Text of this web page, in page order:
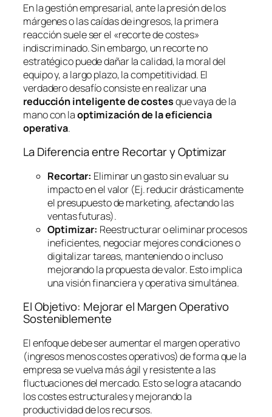
En la gestión empresarial, ante la presión de los
márgenes o las caídas de ingresos, la primera
reacción suele ser el «recorte de costes»
indiscriminado. Sin embargo, un recorte no
estratégico puede dañar la calidad, la moral del
equipo y, a largo plazo, la competitividad. El
verdadero desafío consiste en realizar una
reducción inteligente de costesque vaya de la
mano con laoptimización de la eficiencia
operativa.
La Diferencia entre Recortar y Optimizar
Recortar: Eliminar un gasto sin evaluar su
impacto en el valor (Ej. reducir drásticamente
el presupuesto de marketing, afectando las
ventas futuras).
Optimizar: Reestructurar o eliminar procesos
ineficientes, negociar mejores condiciones o
digitalizar tareas, manteniendo o incluso
mejorando la propuesta de valor. Esto implica
una visión financiera y operativa simultánea.
El Objetivo: Mejorar el Margen Operativo
Sosteniblemente
El enfoque debe ser aumentar el margen operativo
(ingresos menos costes operativos) de forma que la
empresa se vuelva más ágil y resistente a las
fluctuaciones del mercado. Esto se logra atacando
los costes estructurales y mejorando la
productividad de los recursos.